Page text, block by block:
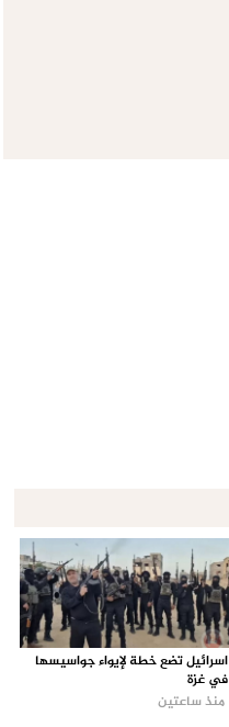
اسرائيل تضع خطة لإيواء جواسيسها
في غزة
منذ ساعتين